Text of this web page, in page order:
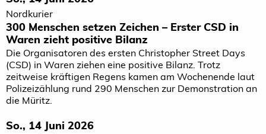
Nordkurier
300 Menschen setzen Zeichen – Erster CSD in
Waren zieht positive Bilanz
Die Organisatoren des ersten Christopher Street Days
(CSD) in Waren ziehen eine positive Bilanz. Trotz
zeitweise kräftigen Regens kamen am Wochenende laut
Polizeizählung rund 290 Menschen zur Demonstration an
die Müritz.
So., 14 Juni 2026